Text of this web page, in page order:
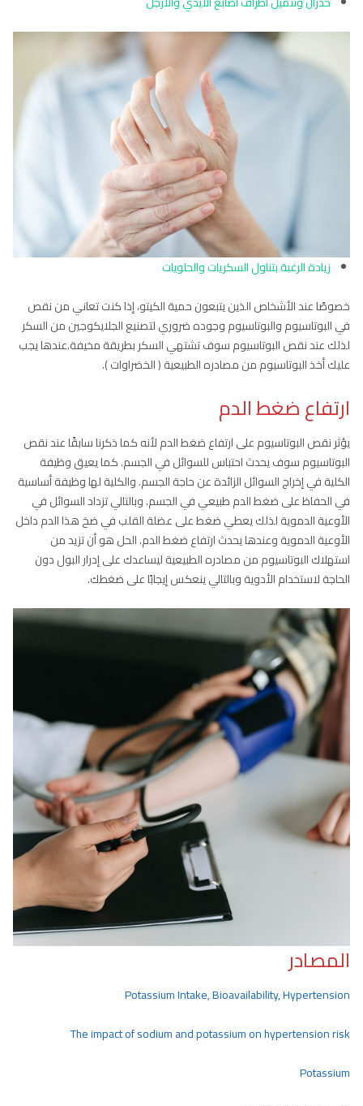
زيادة الرغبة بتناول السكريات والحلويات
خصوصًا عند الأشخاص الذين يتبعون حمية الكيتو، إذا كنت تعاني من نقص
في البوتاسيوم والبوتاسيوم وجوده ضروري لتصنيع الجلايكوجين من السكر
لذلك عند نقص البوتاسيوم سوف تشتهي السكر بطريقة مخيفة.عندها يجب
عليك أخذ البوتاسيوم من مصادره الطبيعية ( الخضراوات ).
ارتفاع ضغط الدم
يؤثر نقص البوتاسيوم على ارتفاع ضغط الدم لأنه كما ذكرنا سابقًا عند نقص
البوتاسيوم سوف يحدث احتباس للسوائل في الجسم. كما يعيق وظيفة
الكلية في إخراج السوائل الزائدة عن حاجة الجسم. والكلية لها وظيفة أساسية
في الحفاظ على ضغط الدم طبيعي في الجسم. وبالتالي تزداد السوائل في
الأوعية الدموية لذلك يعطي ضغط على عضلة القلب في ضخ هذا الدم داخل
الأوعية الدموية وعندها يحدث ارتفاع ضغط الدم. الحل هو أن تزيد من
استهلاك البوتاسيوم من مصادره الطبيعية ليساعدك على إدرار البول دون
الحاجة لاستخدام الأدوية وبالتالي ينعكس إيجابًا على ضغطك.
المصادر
Potassium Intake, Bioavailability, Hypertension
The impact of sodium and potassium on hypertension risk
Potassium